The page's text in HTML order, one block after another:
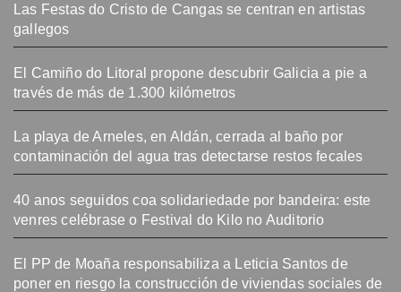
Las Festas do Cristo de Cangas se centran en artistas
gallegos
El Camiño do Litoral propone descubrir Galicia a pie a
través de más de 1.300 kilómetros
La playa de Arneles, en Aldán, cerrada al baño por
contaminación del agua tras detectarse restos fecales
40 anos seguidos coa solidariedade por bandeira: este
venres celébrase o Festival do Kilo no Auditorio
El PP de Moaña responsabiliza a Leticia Santos de
poner en riesgo la construcción de viviendas sociales de